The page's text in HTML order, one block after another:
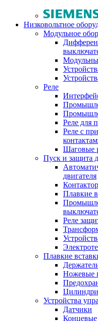
Низковольтное
Модульное
Реле
Реле для
Реле с
Шаговые
Пуск и защита
двигателя
Плавкие
Реле
Плавкие
Ножевые
Устройства
Датчики